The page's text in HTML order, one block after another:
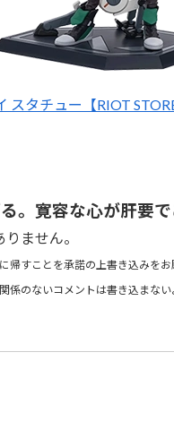
スタチュー【RIOT
。寛容な心が肝要で
ません。
帰すことを承諾の上書き込みを
のないコメントは書き込まない